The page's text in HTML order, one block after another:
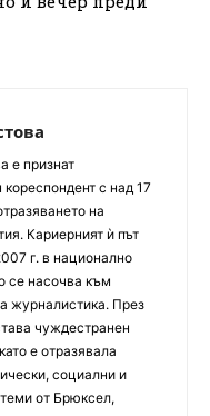
е признат
с над 17
на
Кариерният ѝ път
г. в национално
се насочва към
журналистика. През
чуждестранен
е отразявала
социални и
от Брюксел,